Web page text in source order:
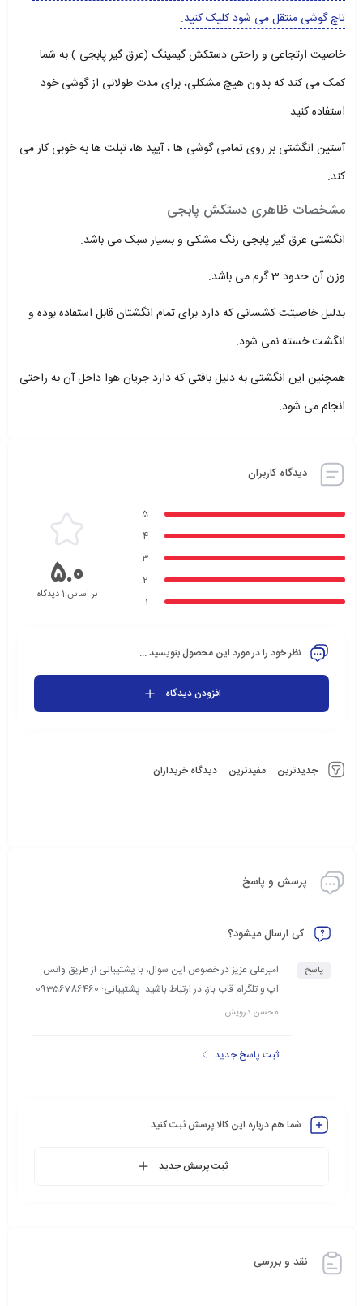
تاچ گوشی منتقل می شود کلیک کنید.
خاصیت ارتجاعی و راحتی دستکش گیمینگ (عرق گیر پابجی ) به شما
کمک می کند که بدون هیچ مشکلی، برای مدت طولانی از گوشی خود
استفاده کنید.
آستین انگشتی بر روی تمامی گوشی ها ، آیپد ها، تبلت ها به خوبی کار می
کند.
مشخصات ظاهری دستکش پابجی
انگشتی عرق گیر پابجی رنگ مشکی و بسیار سبک می باشد.
وزن آن حدود 3 گرم می باشد.
بدلیل خاصیتت کشسانی که دارد برای تمام انگشتان قابل استفاده بوده و
انگشت خسته نمی شود.
همچنین این انگشتی به دلیل بافتی که دارد جریان هوا داخل آن به راحتی
انجام می شود.
دیدگاه کاربران
جدیدترین مفیدترین دیدگاه خریداران
5
4
3
2
1
5.0بر اساس 1 دیدگاه
نظر خود را در مورد این محصول بنویسید ...
افزودن دیدگاه
پرسش و پاسخ
کی ارسال میشود؟
پاسخ
امیرعلی عزیز در خصوص این سوال، با پشتیبانی از طریق واتس
اپ و تلگرام قاب باز، در ارتباط باشید. پشتیبانی: 09356786460
محسن درویش
ثبت پاسخ جدید
شما هم درباره این کالا پرسش ثبت کنید
ثبت پرسش جدید
نقد و بررسی